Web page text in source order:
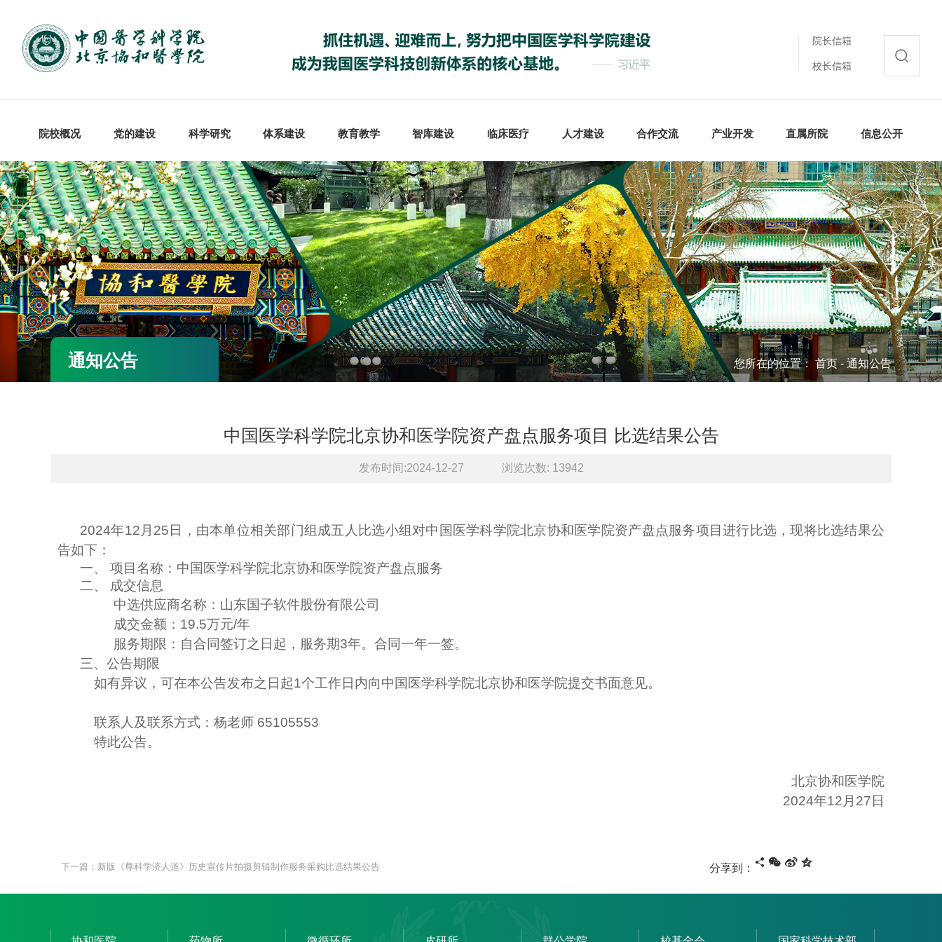
院长信箱
校长信箱
院校概况 党的建设 科学研究 体系建设 教育教学 智库建设 临床医疗 人才建设 合作交流 产业开发 直属所院 信息公开
通知公告 您所在的位置： 首页-通知公告
中国医学科学院北京协和医学院资产盘点服务项目 比选结果公告
发布时间:2024-12-27 浏览次数: 13942
2024年12月25日，由本单位相关部门组成五人比选小组对中国医学科学院北京协和医学院资产盘点服务项目进行比选，现将比选结果公
告如下：
一、 项目名称：中国医学科学院北京协和医学院资产盘点服务
二、 成交信息
中选供应商名称：山东国子软件股份有限公司
成交金额：19.5万元/年
服务期限：自合同签订之日起，服务期3年。合同一年一签。
三、公告期限
如有异议，可在本公告发布之日起1个工作日内向中国医学科学院北京协和医学院提交书面意见。
联系人及联系方式：杨老师 65105553
特此公告。
北京协和医学院
2024年12月 27 日
下一篇：新版《尊科学济人道》历史宣传片拍摄剪辑制作服务采购比选结果公告 分享到：